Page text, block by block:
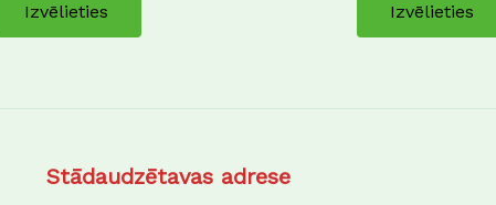
Izvēlieties Izvēlieties
Stādaudzētavas adrese